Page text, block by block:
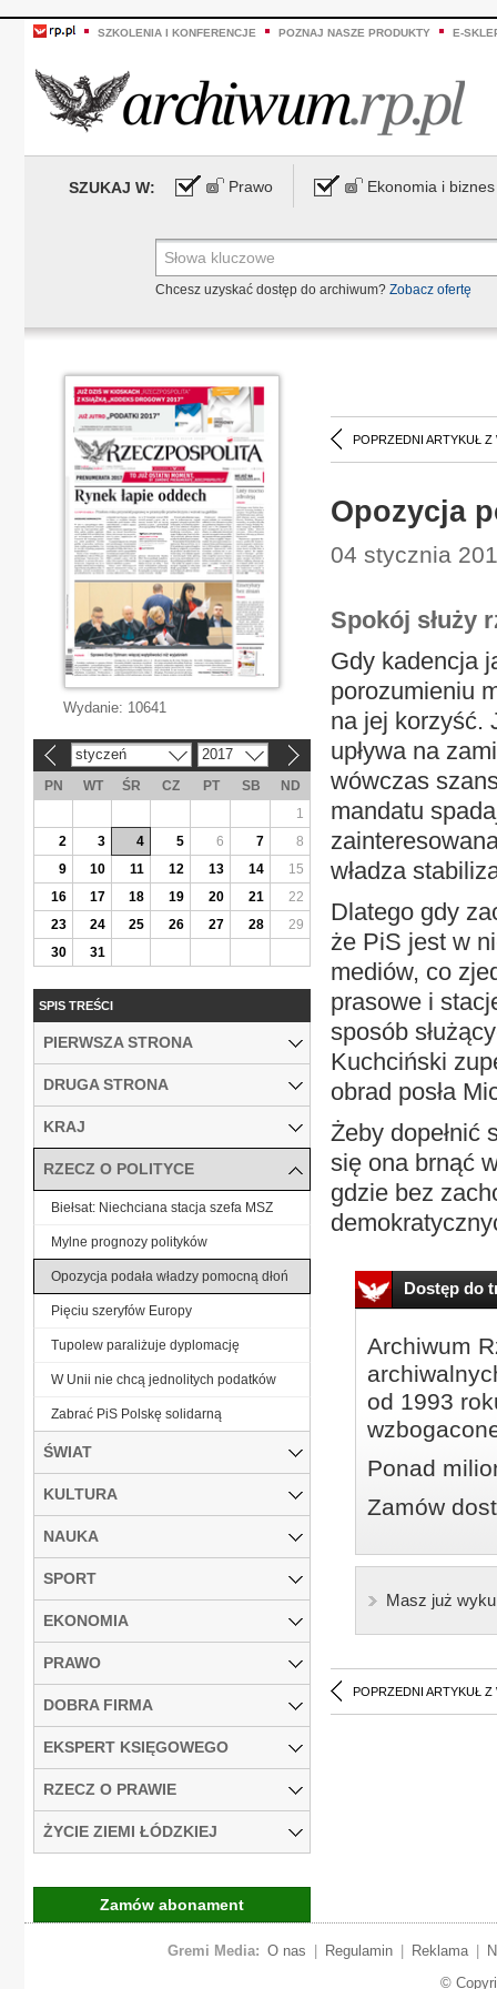
SZKOLENIA I KONFERENCJE POZNAJ NASZE PRODUKTY E-
SZUKAJ W: Prawo Ekonomia i biznes
Chcesz uzyskać dostęp do archiwum? Zobacz ofertę
POPRZEDNI ARTYKUŁ Z
Opozycja
04 stycznia
Spokój służy
Gdy kadencja
porozumieniu
na jej korzyść.
upływa na
wówczas
mandatu
władza
Dlatego gdy
że PiS jest w
mediów, co
prasowe i
sposób
Kuchciński
obrad posła
Żeby dopełnić
się ona brnąć
gdzie bez
Dostęp do
Archiwum
od 1993
Ponad
Zamów
Masz już
POPRZEDNI ARTYKUŁ Z
Wydanie: 10641
styczeń 2017
PN WT ŚR CZ PT SB
ND
1
2
3 4 5 6 7
8
9
10 11 12 13 14
15
16
17 18 19 20 21
22
23
24 25 26 27 28
29
30
31
SPIS TREŚCI
PIERWSZA STRONA
DRUGA STRONA
KRAJ
RZECZ O POLITYCE
Biełsat: Niechciana stacja szefa MSZ
Mylne prognozy polityków
Opozycja podała władzy pomocną dłoń
Pięciu szeryfów Europy
Tupolew paraliżuje dyplomację
W Unii nie chcą jednolitych podatków
Zabrać PiS Polskę solidarną
ŚWIAT
KULTURA
NAUKA
SPORT
EKONOMIA
PRAWO
DOBRA FIRMA
EKSPERT KSIĘGOWEGO
RZECZ O PRAWIE
ŻYCIE ZIEMI ŁÓDZKIEJ
Zamów abonament
Gremi Media: O nas Regulamin Reklama
©